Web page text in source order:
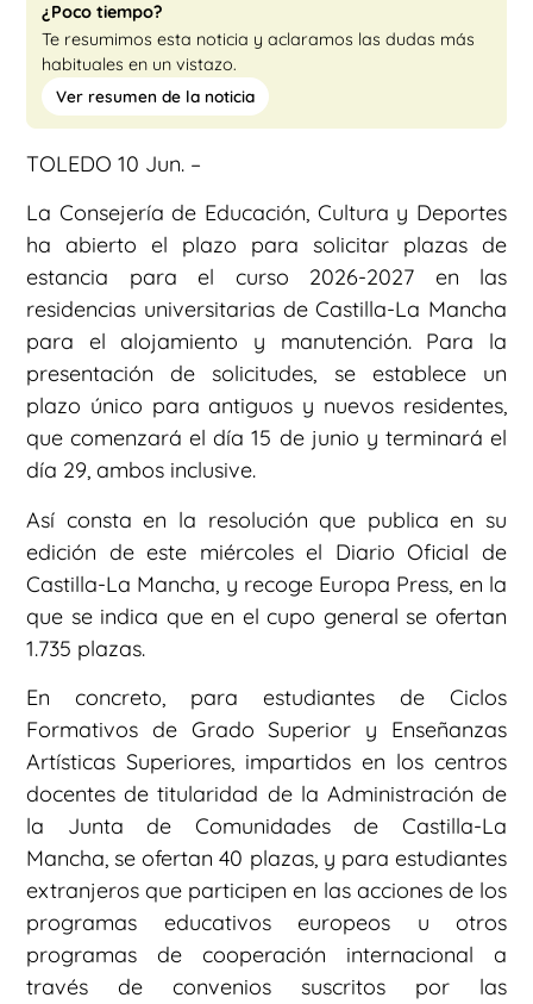
¿Poco tiempo?
Te resumimos esta noticia y aclaramos las dudas más
habituales en un vistazo.
Ver resumen de la noticia
TOLEDO 10 Jun. –
La Consejería de Educación, Cultura y Deportes
ha abierto el plazo para solicitar plazas de
estancia para el curso 2026-2027 en las
residencias universitarias de Castilla-La Mancha
para el alojamiento y manutención. Para la
presentación de solicitudes, se establece un
plazo único para antiguos y nuevos residentes,
que comenzará el día 15 de junio y terminará el
día 29, ambos inclusive.
Así consta en la resolución que publica en su
edición de este miércoles el Diario Oficial de
Castilla-La Mancha, y recoge Europa Press, en la
que se indica que en el cupo general se ofertan
1.735 plazas.
En concreto, para estudiantes de Ciclos
Formativos de Grado Superior y Enseñanzas
Artísticas Superiores, impartidos en los centros
docentes de titularidad de la Administración de
la Junta de Comunidades de Castilla-La
Mancha, se ofertan 40 plazas, y para estudiantes
extranjeros que participen en las acciones de los
programas educativos europeos u otros
programas de cooperación internacional a
través de convenios suscritos por las